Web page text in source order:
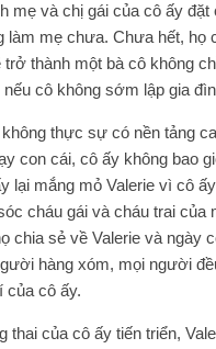
mẹ và chị gái của cô ấy đặt
làm mẹ chưa. Chưa hết, họ
trở thành một bà cô không
cô không sớm lập gia
thực sự có nền tảng
con cái, cô ấy không bao
lại mắng mỏ Valerie vì cô
cháu gái và cháu trai của
chia sẻ về Valerie và ngày
hàng xóm, mọi người
của cô ấy.
thai của cô ấy tiến triển,